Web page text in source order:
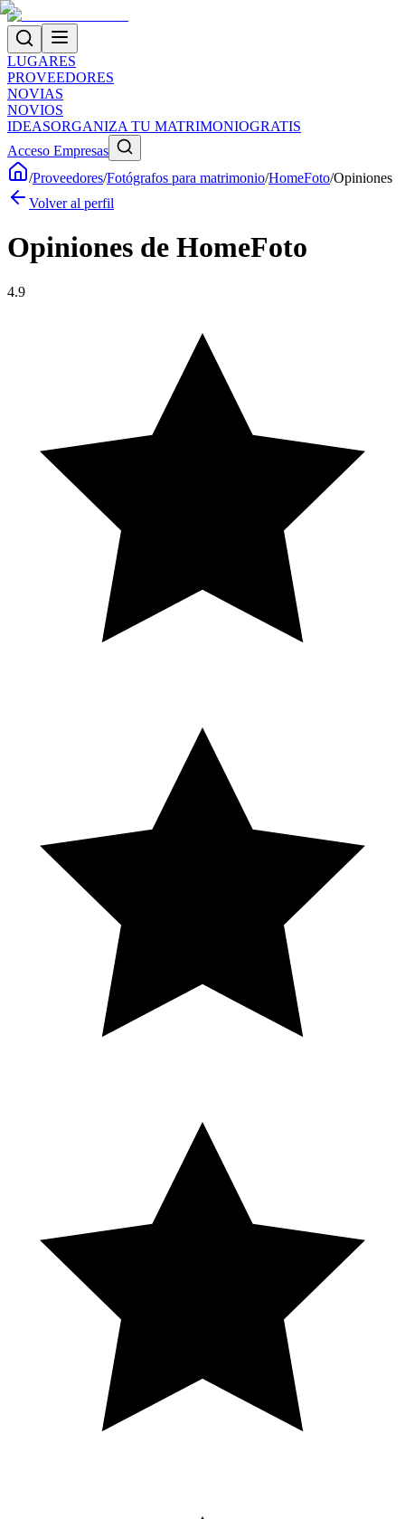
LUGARES
PROVEEDORES
NOVIAS
NOVIOS
IDEASORGANIZA TU MATRIMONIOGRATIS
Acceso Empresas
/Proveedores/Fotógrafos para matrimonio/HomeFoto/Opiniones
Volver al perfil
Opiniones de HomeFoto
4.9